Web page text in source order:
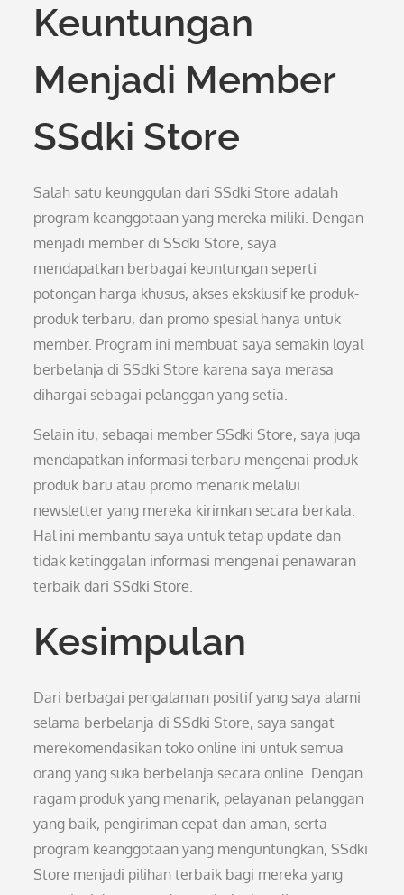
Keuntungan
Menjadi Member
SSdki Store
Salah satu keunggulan dari SSdki Store adalah
program keanggotaan yang mereka miliki. Dengan
menjadi member di SSdki Store, saya
mendapatkan berbagai keuntungan seperti
potongan harga khusus, akses eksklusif ke produk-
produk terbaru, dan promo spesial hanya untuk
member. Program ini membuat saya semakin loyal
berbelanja di SSdki Store karena saya merasa
dihargai sebagai pelanggan yang setia.
Selain itu, sebagai member SSdki Store, saya juga
mendapatkan informasi terbaru mengenai produk-
produk baru atau promo menarik melalui
newsletter yang mereka kirimkan secara berkala.
Hal ini membantu saya untuk tetap update dan
tidak ketinggalan informasi mengenai penawaran
terbaik dari SSdki Store.
Kesimpulan
Dari berbagai pengalaman positif yang saya alami
selama berbelanja di SSdki Store, saya sangat
merekomendasikan toko online ini untuk semua
orang yang suka berbelanja secara online. Dengan
ragam produk yang menarik, pelayanan pelanggan
yang baik, pengiriman cepat dan aman, serta
program keanggotaan yang menguntungkan, SSdki
Store menjadi pilihan terbaik bagi mereka yang